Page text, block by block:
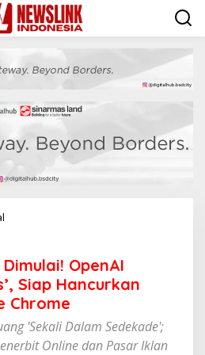
a
n
g
o
w
OpenAI
Siap Hancurkan
Chrome
'Sekali Dalam Sedekade';
Online dan Pasar Iklan